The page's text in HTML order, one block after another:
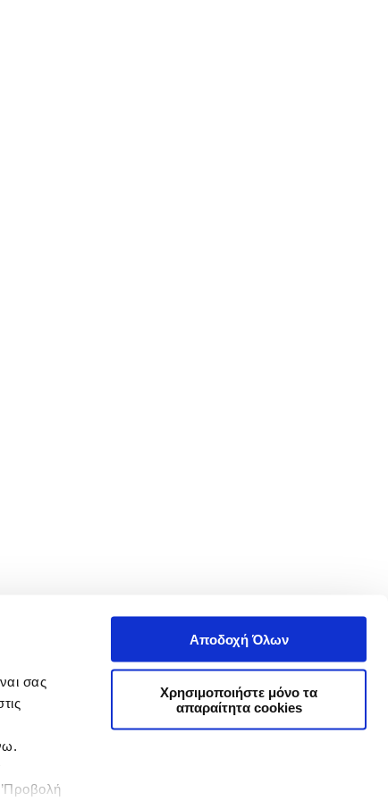
σας
Αποδοχή Όλων
Χρησιμοποιήστε μόνο τα
απαραίτητα cookies